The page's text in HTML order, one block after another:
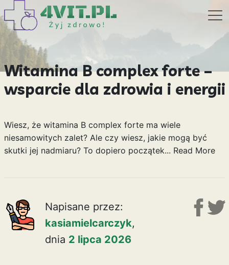
Witamina B complex forte –
wsparcie dla zdrowia i energii
Wiesz, że witamina B complex forte ma wiele
niesamowitych zalet? Ale czy wiesz, jakie mogą być
skutki jej nadmiaru? To dopiero początek... Read More
Napisane przez:
kasiamielcarczyk,
dnia 2 lipca 2026